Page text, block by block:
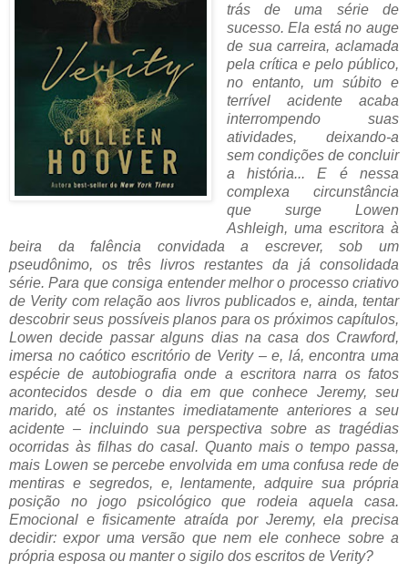
trás de uma série de
sucesso. Ela está no auge
de sua carreira, aclamada
pela crítica e pelo público,
no entanto, um súbito e
terrível acidente acaba
interrompendo suas
atividades, deixando-a
sem condições de concluir
a história... E é nessa
complexa circunstância
que surge Lowen
Ashleigh, uma escritora à
beira da falência convidada a escrever, sob um
pseudônimo, os três livros restantes da já consolidada
série.Para que consiga entender melhor o processo criativo
de Verity com relação aos livros publicados e, ainda, tentar
descobrir seus possíveis planos para os próximos capítulos,
Lowen decide passar alguns dias na casa dos Crawford,
imersa no caótico escritório de Verity – e, lá, encontra uma
espécie de autobiografia onde a escritora narra os fatos
acontecidos desde o dia em que conhece Jeremy, seu
marido, até os instantes imediatamente anteriores a seu
acidente – incluindo sua perspectiva sobre as tragédias
ocorridas às filhas do casal. Quanto mais o tempo passa,
mais Lowen se percebe envolvida em uma confusa rede de
mentiras e segredos, e, lentamente, adquire sua própria
posição no jogo psicológico que rodeia aquela casa.
Emocional e fisicamente atraída por Jeremy, ela precisa
decidir: expor uma versão que nem ele conhece sobre a
própria esposa ou manter o sigilo dos escritos de Verity?